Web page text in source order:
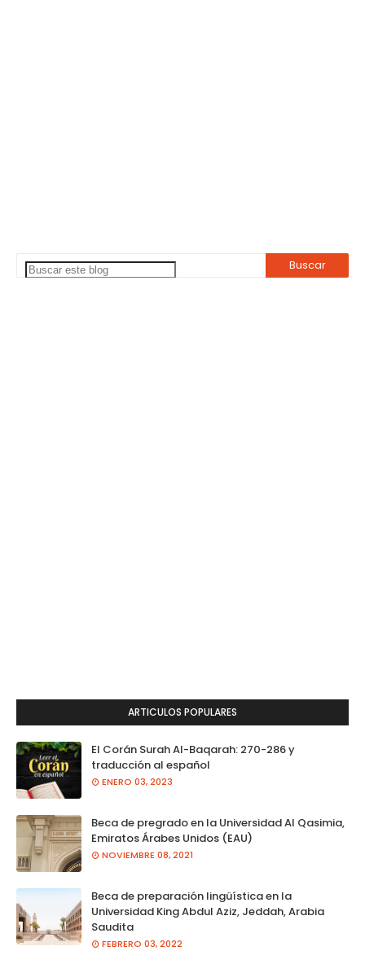
ARTICULOS POPULARES
El Corán Surah Al-Baqarah: 270-286 y
traducción al español
ENERO 03, 2023
Beca de pregrado en la Universidad Al Qasimia,
Emiratos Árabes Unidos (EAU)
NOVIEMBRE 08, 2021
Beca de preparación lingüística en la
Universidad King Abdul Aziz, Jeddah, Arabia
Saudita
FEBRERO 03, 2022